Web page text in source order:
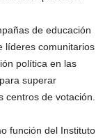
de educación
líderes comunitarios
política en las
superar
de votación.
función del Instituto